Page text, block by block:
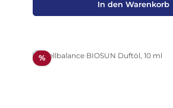
In den Warenkorb
%Rabatt